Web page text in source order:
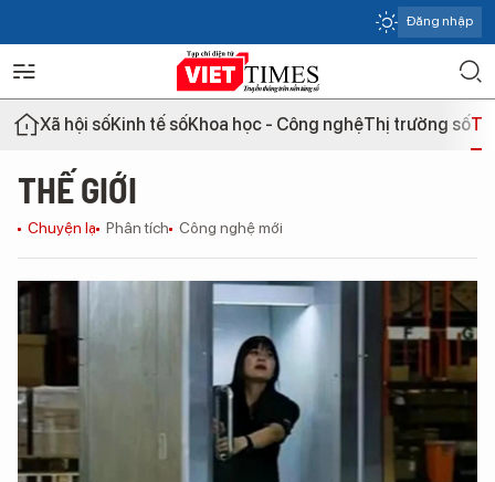
Đăng nhập
Xã hội sốKinh tế sốKhoa học - Công nghệThị trường số
THẾ GIỚI
Chuyện lạ Phân tích Công nghệ mới